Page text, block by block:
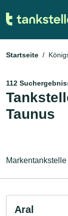
Startseite
112
Taunus
Markentankstelle
Aral